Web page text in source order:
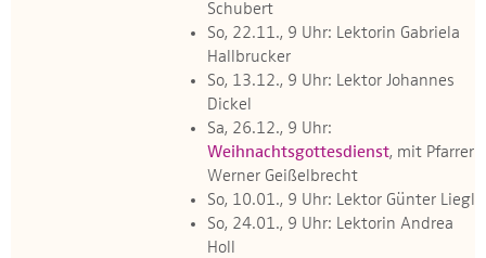
Schubert
So, 22.11., 9 Uhr: Lektorin Gabriela
Hallbrucker
So, 13.12., 9 Uhr: Lektor Johannes
Dickel
Sa, 26.12., 9 Uhr:
Weihnachtsgottesdienst, mit Pfarrer
Werner Geißelbrecht
So, 10.01., 9 Uhr: Lektor Günter Liegl
So, 24.01., 9 Uhr: Lektorin Andrea
Holl